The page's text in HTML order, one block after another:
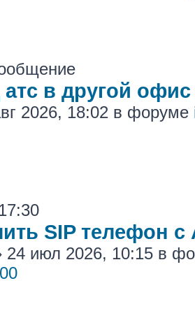
атс в другой
2026, 18:02 в форуме
SIP телефон
24 июл 2026, 10:15 в